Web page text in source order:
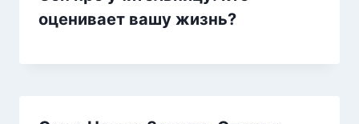
оценивает вашу жизнь?